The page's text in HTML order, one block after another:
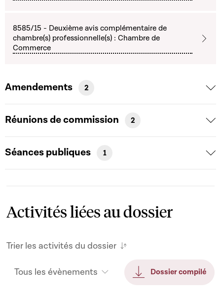
8585/15 - Deuxième avis complémentaire de
chambre(s) professionnelle(s) : Chambre de
Commerce
Amendements 2
Réunions de commission 2
Séances publiques 1
Activités liées au dossier
Trier les activités du dossier
Tous les évènements Dossier compilé